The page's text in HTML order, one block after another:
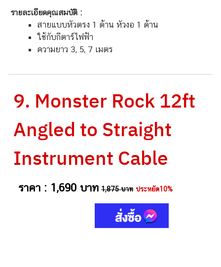
รายละเอียดคุณสมบัติ :
สายแบบหัวตรง 1 ด้าน หัวงอ 1 ด้าน
ใช้กับกีตาร์ไฟฟ้า
ความยาว 3, 5, 7 เมตร
9. Monster Rock 12ft
Angled to Straight
Instrument Cable
ราคา : 1,690 บาท 1,875 บาท ประหยัด10%